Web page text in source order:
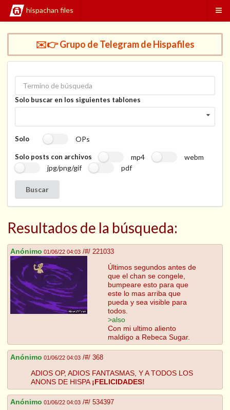
hispachan files
✉️👉 Grupo de Telegram de Hispafiles
Solo buscar en los siguientes tablones
Solo OPs
Solo posts con archivos mp4
webm
jpg/png/gif
pdf
Buscar
Resultados de la búsqueda:
Anónimo 01/06/22 04:03 /#/ 221033
Últimos segundos antes de
que el chan se congele,
bumpeare esto para que
este lo mas arriba que
pueda y sea visible para
todos.
>also
Con mi ultimo aliento
maldigo a Rebeca Sugar.
Anónimo 01/06/22 04:03 /#/ 368
ADIOS OP, ADIOS FANTASMAS, Y A TODOS LOS
ANONS DE HISPA ¡FELICIDADES!
Anónimo 01/06/22 04:03 /#/ 534397